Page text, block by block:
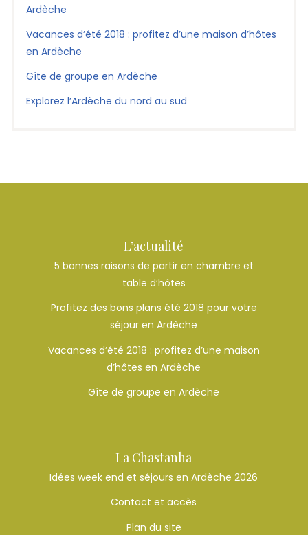
Ardèche
Vacances d’été 2018 : profitez d’une maison d’hôtes
en Ardèche
Gîte de groupe en Ardèche
Explorez l’Ardèche du nord au sud
L’actualité
5 bonnes raisons de partir en chambre et
table d’hôtes
Profitez des bons plans été 2018 pour votre
séjour en Ardèche
Vacances d’été 2018 : profitez d’une maison
d’hôtes en Ardèche
Gîte de groupe en Ardèche
La Chastanha
Idées week end et séjours en Ardèche 2026
Contact et accès
Plan du site